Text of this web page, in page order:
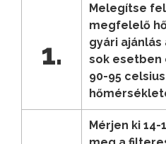
1.
Melegítse
megfelelő
gyári ajánlás
sok esetben
90-95
Mérjen ki